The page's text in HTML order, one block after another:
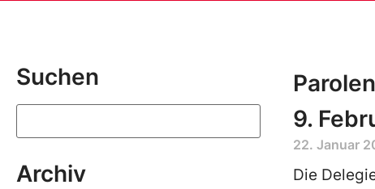
Suchen
Archiv
9.
22. Januar
Die